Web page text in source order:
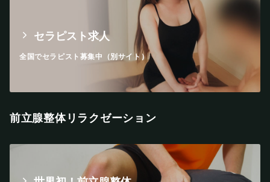
セラピスト求人
全国でセラピスト募集中（別サイト）
前立腺整体リラクゼーション